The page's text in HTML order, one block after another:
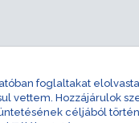
foglaltakat
vettem. Hozzájárulok
céljából